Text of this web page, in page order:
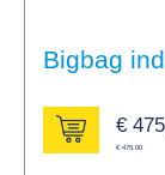
Bigbag
€
€ 475,00